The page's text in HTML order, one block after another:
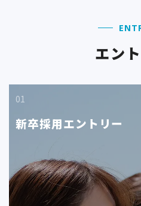
エン
01
新卒採用エントリー